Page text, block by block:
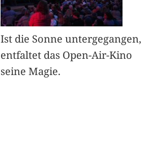
Ist die Sonne untergegangen,
entfaltet das Open-Air-Kino
seine Magie.